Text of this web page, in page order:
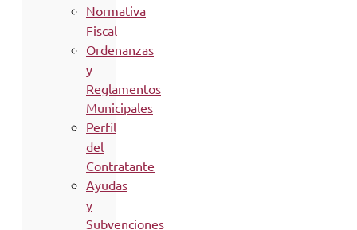
Normativa
Fiscal
Ordenanzas
y
Reglamentos
Municipales
Perfil
del
Contratante
Ayudas
y
Subvenciones